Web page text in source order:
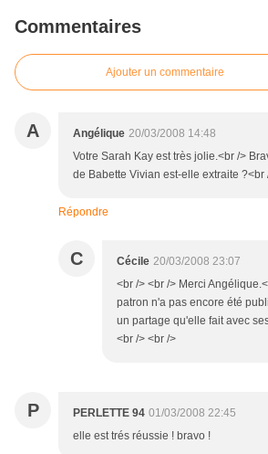
Commentaires
Ajouter un commentaire
A Angélique 20/03/2008 14:48
Votre Sarah Kay est très jolie.<br />
de Babette Vivian est-elle extraite ?<br
Répondre
C Cécile 20/03/2008 23:07
<br /> <br /> Merci
patron n'a pas encore été
un partage qu'elle fait avec
<br /> <br />
P PERLETTE 94 01/03/2008 22:45
elle est trés réussie ! bravo !